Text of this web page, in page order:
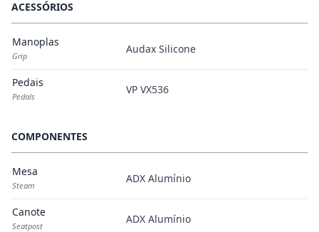
ACESSÓRIOS
Manoplas
Grip
Audax Silicone
Pedais
Pedals
VP VX536
COMPONENTES
Mesa
Steam
ADX Alumínio
Canote
Seatpost
ADX Alumínio